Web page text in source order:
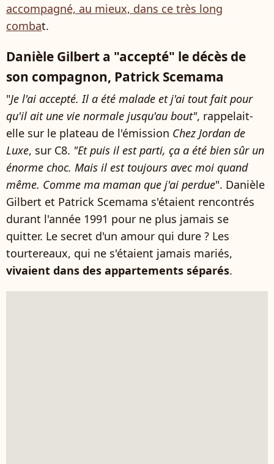
accompagné, au mieux, dans ce très long
combat.
Danièle Gilbert a "accepté" le décès de
son compagnon, Patrick Scemama
"Je l'ai accepté. Il a été malade et j'ai tout fait pour
qu'il ait une vie normale jusqu'au bout", rappelait-
elle sur le plateau de l'émission Chez Jordan de
Luxe, sur C8. "Et puis il est parti, ça a été bien sûr un
énorme choc. Mais il est toujours avec moi quand
même. Comme ma maman que j'ai perdue". Danièle
Gilbert et Patrick Scemama s'étaient rencontrés
durant l'année 1991 pour ne plus jamais se
quitter. Le secret d'un amour qui dure ? Les
tourtereaux, qui ne s'étaient jamais mariés,
vivaient dans des appartements séparés.